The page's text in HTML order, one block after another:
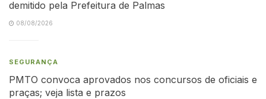
demitido pela Prefeitura de Palmas
08/08/2026
SEGURANÇA
PMTO convoca aprovados nos concursos de oficiais e
praças; veja lista e prazos